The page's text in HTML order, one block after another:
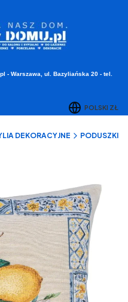
- Warszawa, ul. Bazyliańska 20 - tel.
POLSKI ZŁ
DEKORACYJNE PODUSZKI